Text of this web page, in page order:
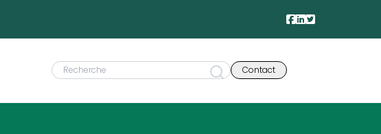
Contact